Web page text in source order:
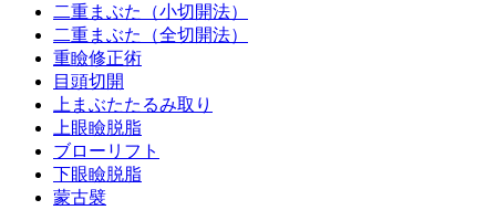
二重まぶた（小切開法）
二重まぶた（全切開法）
重瞼修正術
目頭切開
上まぶたたるみ取り
上眼瞼脱脂
ブローリフト
下眼瞼脱脂
蒙古襞